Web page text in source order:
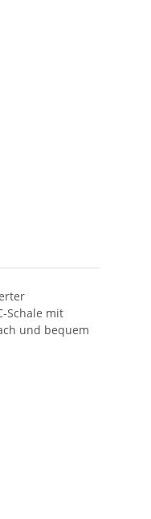
Schale mit
und bequem